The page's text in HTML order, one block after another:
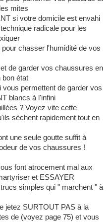
mites
si votre domicile est envahi
radicale pour les
chasser l'humidité de vos
de garder vos chaussures en
bon état
vous permettent de garder vos
blancs à l'infini
? Voyez vite cette
sèchent rapidement tout en
une seule goutte suffit à
de vos chaussures !
font atrocement mal aux
et ESSAYER
simples qui " marchent " à
jetez SURTOUT PAS à la
de (voyez page 75) et vous